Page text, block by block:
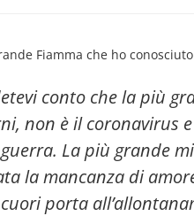
Fiamma che ho
conto che la più
non è il coronavirus
La più grande
la mancanza di
porta